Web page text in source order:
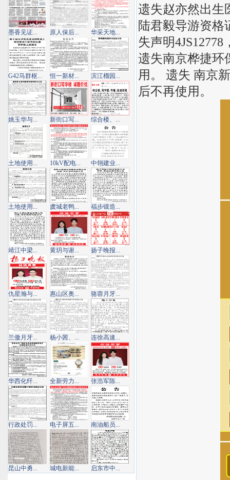
遗失赵亦然出生
陆君毅导游资格
失声明
遗失南京桦捷环
用。 遗失 南京
后不再使用。
墨香见证... 原人保后... 华采天地...
G42马群枢... 恒一新材... 滨江榴园...
姚玉华与... 新街口写... 综合楼、...
土地使用... 10kV配电... 中翎建业...
土地使用... 虞城老鸭... 福步锻造...
靖江中梁... 黄玥与谢... 扬子晚报...
仇星瀚与... 惠山区奥... 骆蓉月牙...
兰傲月牙... 杨小茜、... 连徐高速...
华西化纤... 全新劳力... 张浩军陈...
行政处罚... 电子屏五... 南油船员...
昆山中勇... 城电新能... 启东市中...